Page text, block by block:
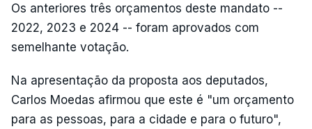
Os anteriores três orçamentos deste mandato --
2022, 2023 e 2024 -- foram aprovados com
semelhante votação.
Na apresentação da proposta aos deputados,
Carlos Moedas afirmou que este é "um orçamento
para as pessoas, para a cidade e para o futuro",